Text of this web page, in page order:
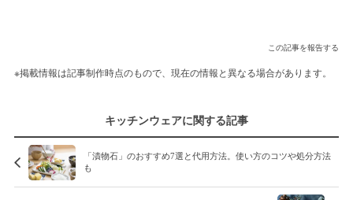
この記事を報告する
※掲載情報は記事制作時点のもので、現在の情報と異なる場合があります。
キッチンウェアに関する記事
「漬物石」のおすすめ7選と代用方法。使い方のコツや処分方法
も